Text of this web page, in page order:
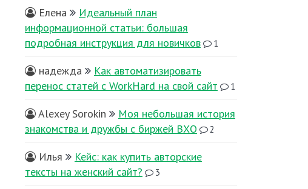
Елена
Идеальный план
информационной статьи: большая
подробная инструкция для новичков
1
надежда
Как автоматизировать
перенос статей с WorkHard на свой сайт
1
Alexey Sorokin
Моя небольшая история
знакомства и дружбы с биржей ВХО
2
Илья
Кейс: как купить авторские
тексты на женский сайт?
3